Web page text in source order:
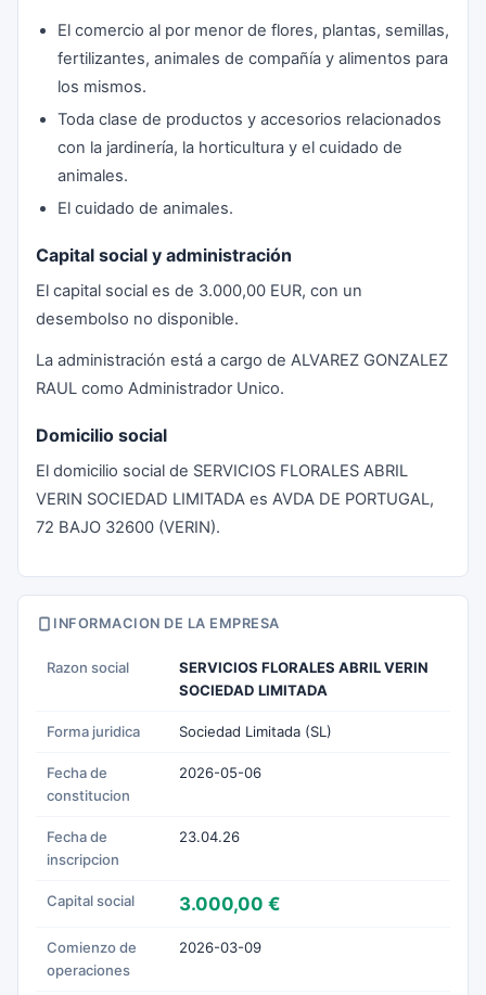
El comercio al por menor de flores, plantas, semillas,
fertilizantes, animales de compañía y alimentos para
los mismos.
Toda clase de productos y accesorios relacionados
con la jardinería, la horticultura y el cuidado de
animales.
El cuidado de animales.
Capital social y administración
El capital social es de 3.000,00 EUR, con un
desembolso no disponible.
La administración está a cargo de ALVAREZ GONZALEZ
RAUL como Administrador Unico.
Domicilio social
El domicilio social de SERVICIOS FLORALES ABRIL
VERIN SOCIEDAD LIMITADA es AVDA DE PORTUGAL,
72 BAJO 32600 (VERIN).
INFORMACION DE LA EMPRESA
Razon social
SERVICIOS FLORALES ABRIL VERIN
SOCIEDAD LIMITADA
Forma juridica Sociedad Limitada (SL)
Fecha de
constitucion
2026-05-06
Fecha de
inscripcion
23.04.26
Capital social 3.000,00 €
Comienzo de
operaciones
2026-03-09